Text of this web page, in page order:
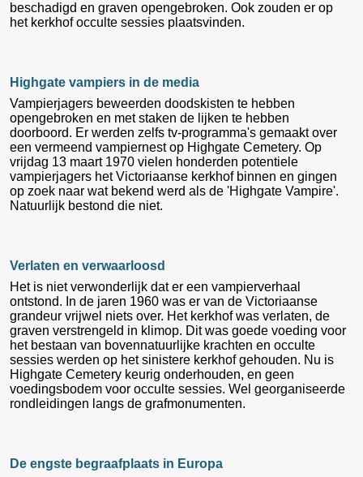
beschadigd en graven opengebroken. Ook zouden er op
het kerkhof occulte sessies plaatsvinden.
Highgate vampiers in de media
Vampierjagers beweerden doodskisten te hebben
opengebroken en met staken de lijken te hebben
doorboord. Er werden zelfs tv-programma's gemaakt over
een vermeend vampiernest op Highgate Cemetery. Op
vrijdag 13 maart 1970 vielen honderden potentiele
vampierjagers het Victoriaanse kerkhof binnen en gingen
op zoek naar wat bekend werd als de 'Highgate Vampire'.
Natuurlijk bestond die niet.
Verlaten en verwaarloosd
Het is niet verwonderlijk dat er een vampierverhaal
ontstond. In de jaren 1960 was er van de Victoriaanse
grandeur vrijwel niets over. Het kerkhof was verlaten, de
graven verstrengeld in klimop. Dit was goede voeding voor
het bestaan van bovennatuurlijke krachten en occulte
sessies werden op het sinistere kerkhof gehouden. Nu is
Highgate Cemetery keurig onderhouden, en geen
voedingsbodem voor occulte sessies. Wel georganiseerde
rondleidingen langs de grafmonumenten.
De engste begraafplaats in Europa